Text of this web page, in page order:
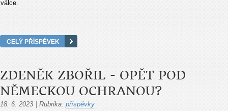
válce.
CELÝ PŘÍSPĚVEK
ZDENĚK ZBOŘIL - OPĚT POD
NĚMECKOU OCHRANOU?
18. 6. 2023 Rubrika: příspěvky